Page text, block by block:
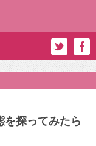
探ってみたら